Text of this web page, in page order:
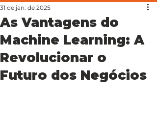
As Vantagens do
Machine Learning: A
Revolucionar o
Futuro dos Negócios
31 de jan. de 2025